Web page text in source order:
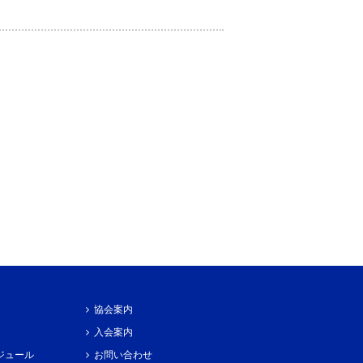
ュール
協会案内
入会案内
お問い合わせ